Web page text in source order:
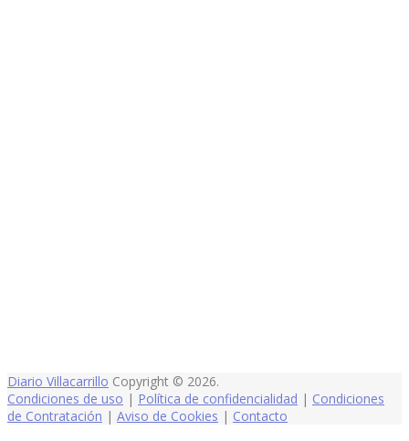
Diario Villacarrillo Copyright © 2026.
Condiciones de uso | Política de confidencialidad | Condiciones
de Contratación | Aviso de Cookies | Contacto